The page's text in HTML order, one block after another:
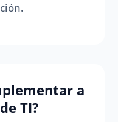
a
TI?